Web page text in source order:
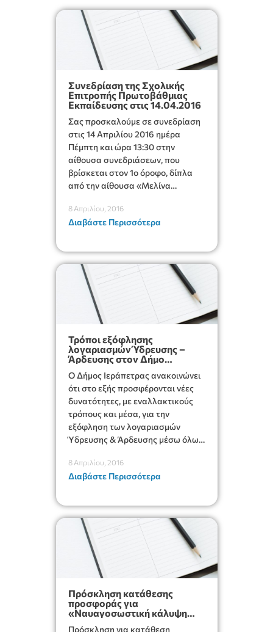
Συνεδρίαση της Σχολικής
Επιτροπής Πρωτοβάθμιας
Εκπαίδευσης στις 14.04.2016
Σας προσκαλούμε σε συνεδρίαση
στις 14 Απριλίου 2016 ημέρα
Πέμπτη και ώρα 13:30 στην
αίθουσα συνεδριάσεων, που
βρίσκεται στον 1ο όροφο, δίπλα
από την αίθουσα «Μελίνα
8 Απριλίου, 2016
Διαβάστε Περισσότερα
Τρόποι εξόφλησης
λογαριασμών Ύδρευσης –
Άρδευσης στον Δήμο
Ο Δήμος Ιεράπετρας ανακοινώνει
ότι στο εξής προσφέρονται νέες
δυνατότητες, με εναλλακτικούς
τρόπους και μέσα, για την
εξόφληση των λογαριασμών
Ύδρευσης & Άρδευσης μέσω όλων
μετέχουν στο σύστημα ΔΙΑΣ.
8 Απριλίου, 2016
Διαβάστε Περισσότερα
Πρόσκληση κατάθεσης
προσφοράς για
«Ναυαγοσωστική κάλυψη
Πρόσκληση για κατάθεση